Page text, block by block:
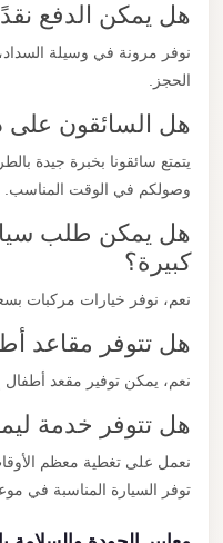
هل يمكن الدفع
نوفر مرونة في وسيلة
الحجز.
هل السائقون على
يتمتع سائقونا بخبرة جيدة
وصولكم في الوقت المناسب.
هل يمكن طلب
كبيرة؟
نعم، نوفر خيارات مركبات
هل تتوفر مقاعد
نعم، يمكن توفير مقعد أطفال
هل تتوفر خدمة
نعمل على تغطية معظم
توفر السيارة المناسبة في